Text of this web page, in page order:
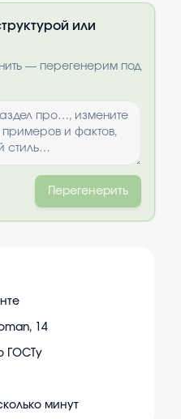
или
— перегенерим под
Перегенерить
14
ГОСТу
минут